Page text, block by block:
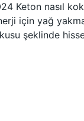
Keton nasıl
için yağ
şeklinde